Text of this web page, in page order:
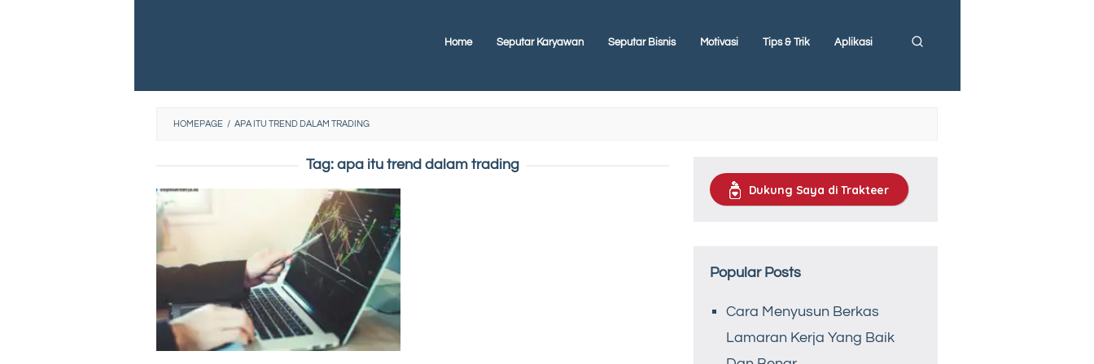
Home Seputar Karyawan Seputar Bisnis Motivasi Tips & Trik Aplikasi
HOMEPAGE / APA ITU TREND DALAM TRADING
Tag: apa itu trend dalam trading
Dukung Saya di Trakteer
Popular Posts
Cara Menyusun Berkas
Lamaran Kerja Yang Baik